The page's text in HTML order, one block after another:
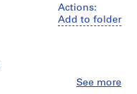
Actions:
Add to folder
See more